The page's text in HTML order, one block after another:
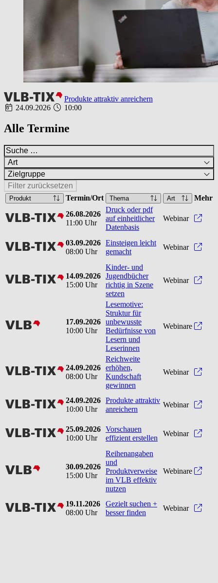
Produkte attraktiv anreichern
24.09.2026
10:00
Alle Termine
Art
Zielgruppe
Filter zurücksetzen
Produkt Termin/Ort Thema Art Mehr
vlbtix
26.08.2026
11:00 Uhr
Druck oder pdf
auf einheitlicher
Datenbasis
Webinar
vlbtix
03.09.2026
08:00 Uhr
Einsteigen leicht
gemacht
Webinar
vlbtix
14.09.2026
15:00 Uhr
Kinder- und
Jugendbücher
richtig in Szene
setzen
Webinar
vlb
17.09.2026
10:00 Uhr
Lesemotive:
Struktur für
unbewusste
Bedürfnisse von
Lesern und
Leserinnen
Webinare
vlbtix
24.09.2026
08:00 Uhr
Reichweite
erhöhen,
Kundschaft
gewinnen
Webinar
vlbtix
24.09.2026
10:00 Uhr
Produkte attraktiv
anreichern
Webinar
vlbtix
25.09.2026
10:00 Uhr
Vorschauen
effizient erstellen
Webinar
vlb
30.09.2026
15:00 Uhr
Reihenangaben
und
Produktverweise
im VLB effektiv
nutzen
Webinare
vlbtix
19.11.2026
08:00 Uhr
Gezielt suchen +
besser finden
Webinar